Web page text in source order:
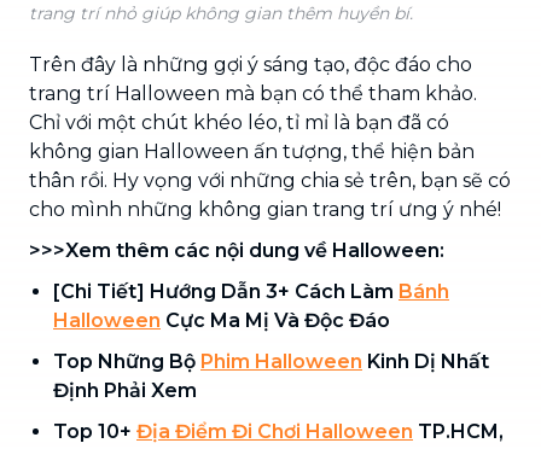
trang trí nhỏ giúp không gian thêm huyền bí.
Trên đây là những gợi ý sáng tạo, độc đáo cho
trang trí Halloween mà bạn có thể tham khảo.
Chỉ với một chút khéo léo, tỉ mỉ là bạn đã có
không gian Halloween ấn tượng, thể hiện bản
thân rồi. Hy vọng với những chia sẻ trên, bạn sẽ có
cho mình những không gian trang trí ưng ý nhé!
>>>Xem thêm các nội dung về Halloween:
[Chi Tiết] Hướng Dẫn 3+ Cách Làm Bánh
Halloween Cực Ma Mị Và Độc Đáo
Top Những Bộ Phim Halloween Kinh Dị Nhất
Định Phải Xem
Top 10+ Địa Điểm Đi Chơi Halloween TP.HCM,